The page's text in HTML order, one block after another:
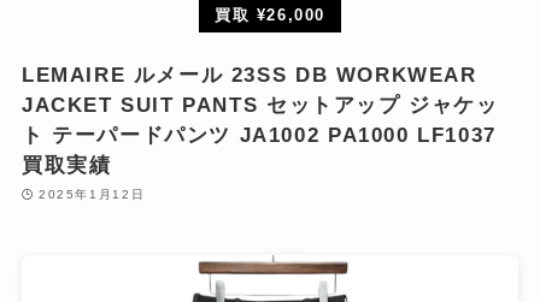
買取 ¥26,000
LEMAIRE ルメール 23SS DB WORKWEAR
JACKET SUIT PANTS セットアップ ジャケッ
ト テーパードパンツ JA1002 PA1000 LF1037
買取実績
2025年1月12日